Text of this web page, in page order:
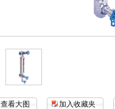
查看大图 加入收藏夹